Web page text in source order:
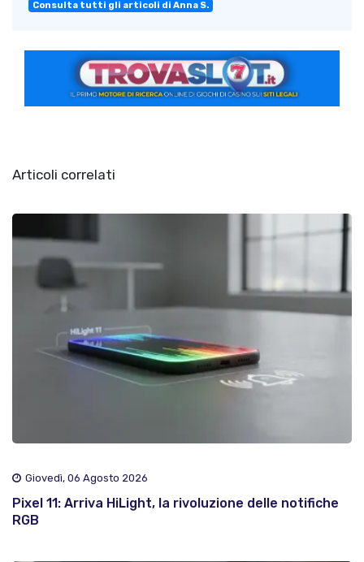
Consulta tutti gli articoli di Anna S.
Articoli correlati
Giovedì, 06 Agosto 2026
Pixel 11: Arriva HiLight, la rivoluzione delle notifiche
RGB